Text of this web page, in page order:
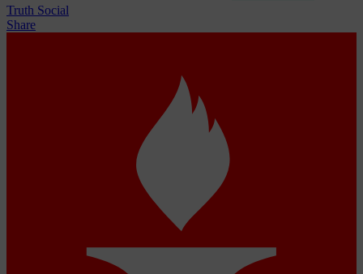
Truth Social
Share